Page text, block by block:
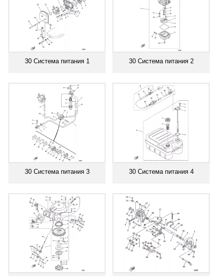
30 Система питания 1 30 Система питания 2
30 Система питания 3 30 Система питания 4